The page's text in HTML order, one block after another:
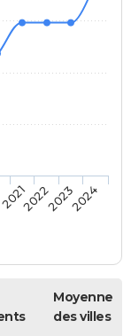
202220232024
Moyenne
des villes